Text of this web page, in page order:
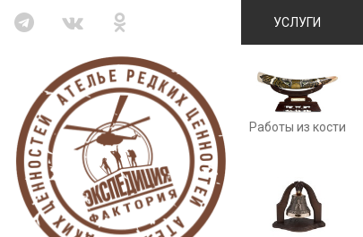
УСЛУГИ
Работы из кости